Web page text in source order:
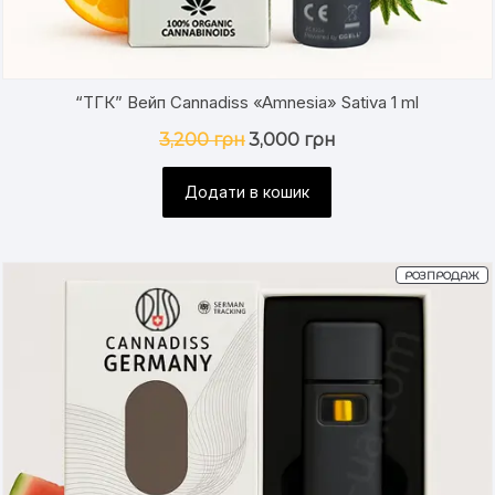
“ТГК” Вейп Cannadiss «Amnesia» Sativa 1 ml
3,200грнОригінальна
ціна:
3,200 грн.
3,000 грнПоточна
Додати в кошик
РОЗПРОДАЖ